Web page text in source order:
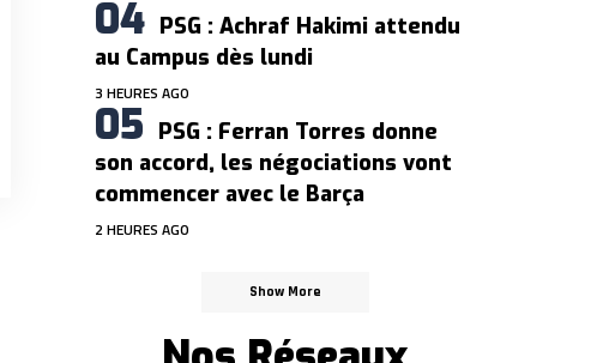
PSG : Achraf Hakimi attendu
au Campus dès lundi
3 HEURES AGO
PSG : Ferran Torres donne
son accord, les négociations vont
commencer avec le Barça
2 HEURES AGO
Show More